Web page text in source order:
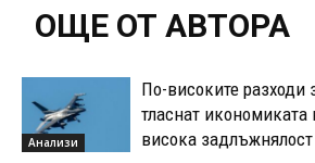
ОЩЕ ОТ АВТОРА
Анализи
По-високите разходи
тласнат
висока задлъжнялост